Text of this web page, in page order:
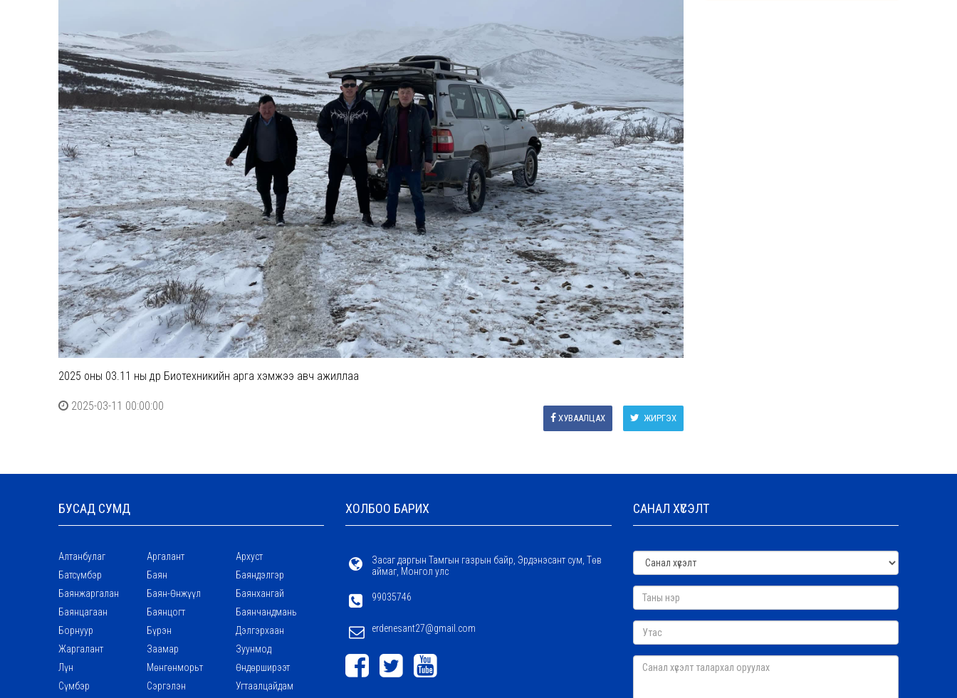
2025 оны 03.11 ны өдөр Биотехникийн арга хэмжээ авч ажиллаа
2025-03-11 00:00:00
ЖИРГЭХ
ХУВААЛЦАХ
БУСАД СУМД
Алтанбулаг Аргалант
Архуст
Батсүмбэр
Баян
Баяндэлгэр
Баянжаргалан
Баян-Өнжүүл
Баянхангай
Баянцагаан
Баянцогт
Баянчандмань
Борнуур
Бүрэн
Дэлгэрхаан
Жаргалант
Заамар
Зуунмод
Лүн
Мөнгөнморьт
Өндөрширээт
Сүмбэр
Сэргэлэн Угтаалцайдам
ХОЛБОО БАРИХ
Засаг даргын Тамгын газрын байр, Эрдэнэсант сум, Төв
аймаг, Монгол улс
99035746
erdenesant27@gmail.com
САНАЛ ХҮСЭЛТ